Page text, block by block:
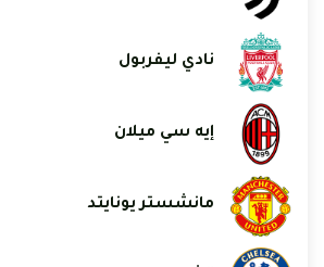
نادي ليفربول
إيه سي ميلان
مانشستر يونايتد